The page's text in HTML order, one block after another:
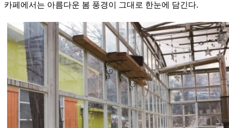
카페에서는 아름다운 봄 풍경이 그대로 한눈에 담긴다.